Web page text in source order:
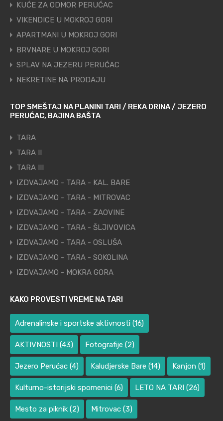
KUĆE ZA ODMOR PERUĆAC
VIKENDICE U MOKROJ GORI
APARTMANI U MOKROJ GORI
BRVNARE U MOKROJ GORI
SPLAV NA JEZERU PERUĆAC
NEKRETINE NA PRODAJU
TOP SMEŠTAJ NA PLANINI TARI / REKA DRINA / JEZERO
PERUĆAC, BAJINA BAŠTA
TARA
TARA II
TARA III
IZDVAJAMO - TARA - KAL. BARE
IZDVAJAMO - TARA - MITROVAC
IZDVAJAMO - TARA - ZAOVINE
IZDVAJAMO - TARA - ŠLJIVOVICA
IZDVAJAMO - TARA - OSLUŠA
IZDVAJAMO - TARA - SOKOLINA
IZDVAJAMO - MOKRA GORA
KAKO PROVESTI VREME NA TARI
Adrenalinske i sportske aktivnosti (16)
AKTIVNOSTI (43) Fotografije (2)
Jezero Perućac (4) Kaludjerske Bare (14) Kanjon (1)
Kulturno-istorijski spomenici (6) LETO NA TARI (26)
Mesto za piknik (2) Mitrovac (3)